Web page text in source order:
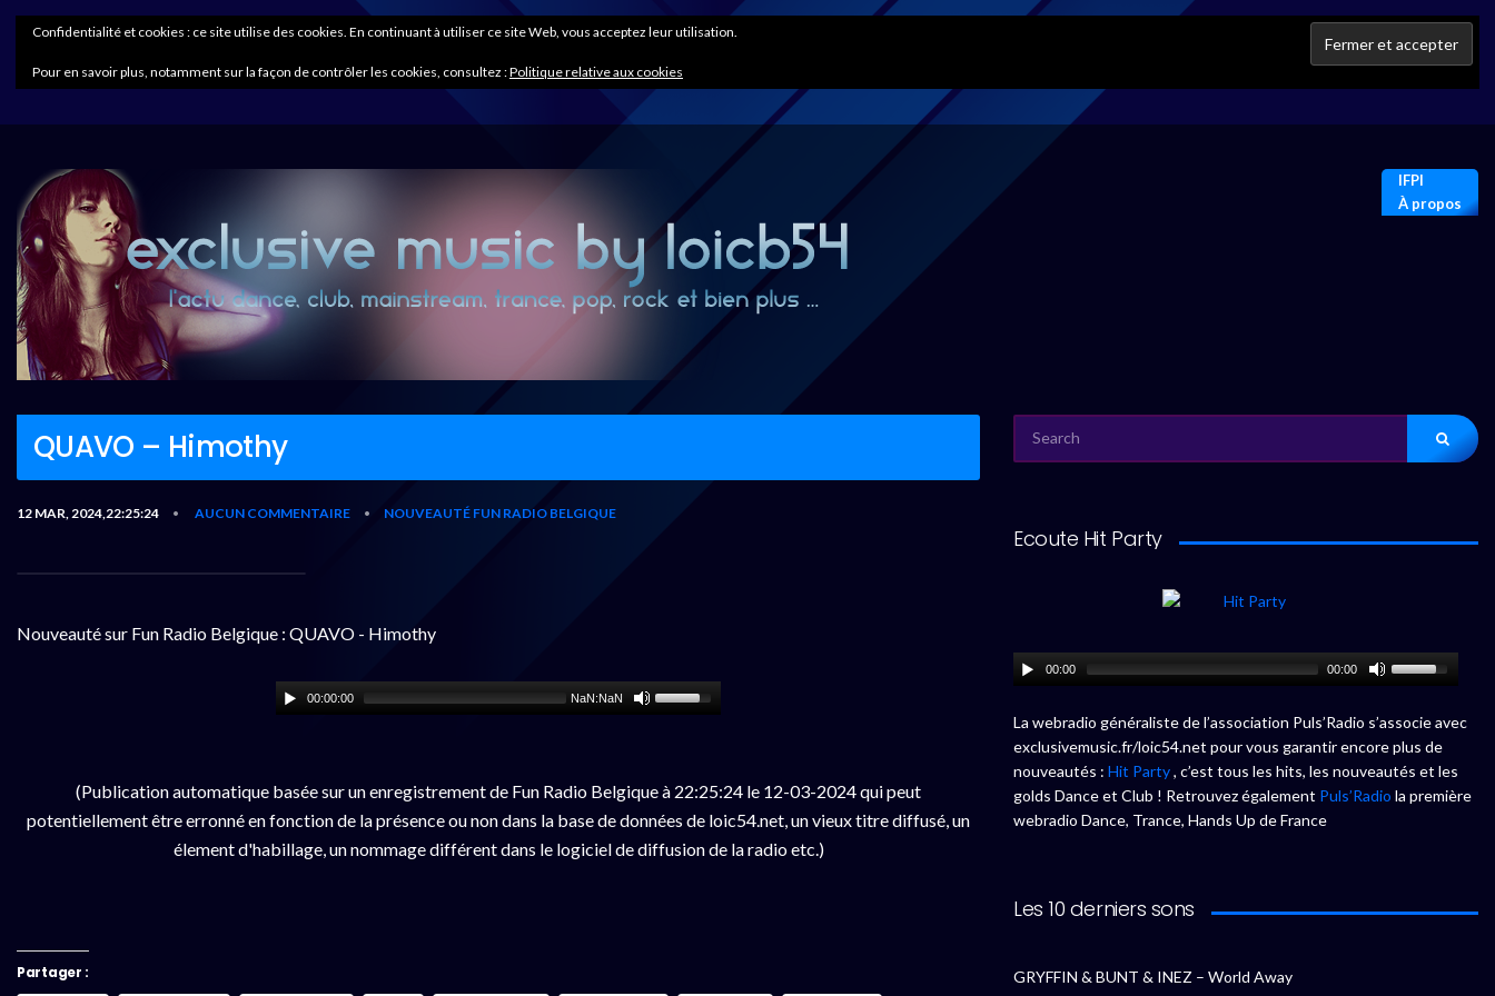
IFPI
À propos
QUAVO – Himothy
12 MAR, 2024,22:25:24 • AUCUN COMMENTAIRE • NOUVEAUTÉ FUN RADIO BELGIQUE
Nouveauté sur Fun Radio Belgique : QUAVO - Himothy
00:00:00 NaN:NaN
(Publication automatique basée sur un enregistrement de Fun Radio Belgique à 22:25:24 le 12-03-2024 qui peut
potentiellement être erronné en fonction de la présence ou non dans la base de données de loic54.net, un vieux titre diffusé, un
élement d'habillage, un nommage différent dans le logiciel de diffusion de la radio etc.)
Partager :
FOR:
Ecoute Hit Party
00:00 00:00
La webradio généraliste de l’association Puls’Radio s’associe avec
exclusivemusic.fr/loic54.net pour vous garantir encore plus de
nouveautés : Hit Party, c’est tous les hits, les nouveautés et les
golds Dance et Club ! Retrouvez également Puls’Radio la première
webradio Dance, Trance, Hands Up de France
Les 10 derniers sons
GRYFFIN & BUNT & INEZ – World Away
Confidentialité et cookies : ce site utilise des cookies. En continuant à utiliser ce site Web, vous acceptez leur utilisation.
Pour en savoir plus, notamment sur la façon de contrôler les cookies, consultez :Politique relative aux cookies